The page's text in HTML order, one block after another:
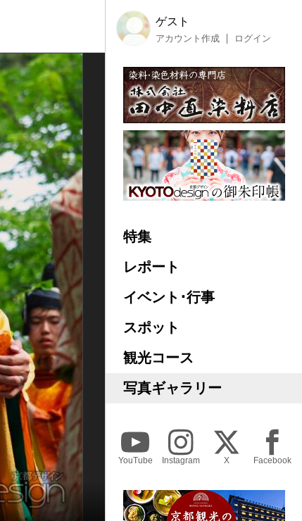
ゲスト
アカウント作成 ログイン
特集
レポート
イベント･行事
スポット
観光コース
写真ギャラリー
YouTube Instagram X Facebook